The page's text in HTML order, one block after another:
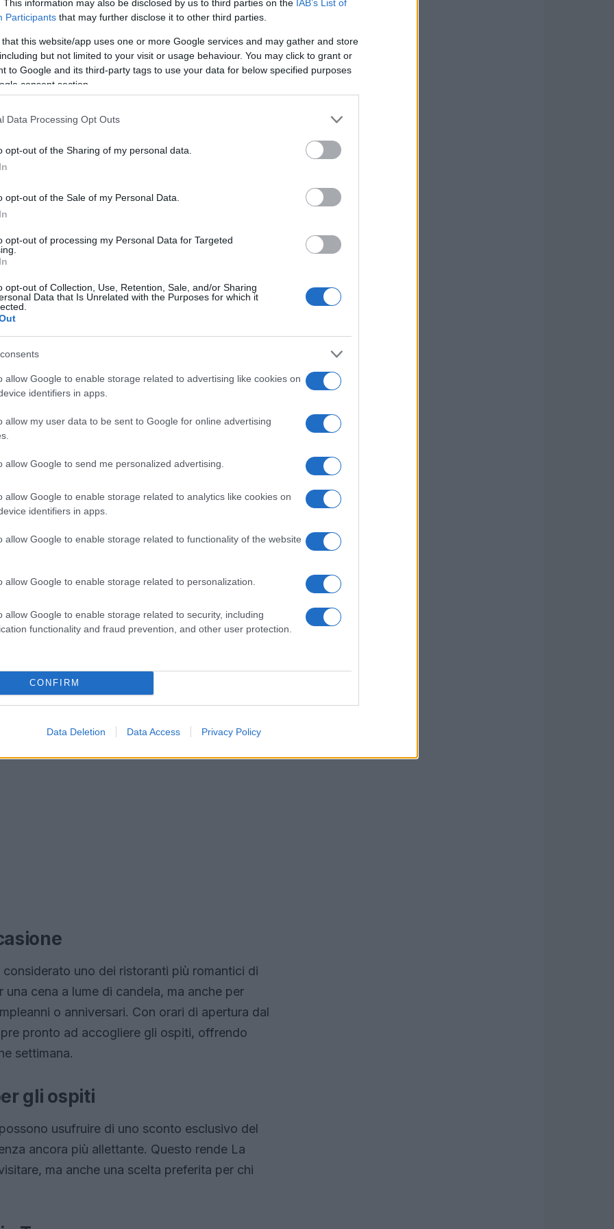
This information may also be disclosed by us to third parties on the IAB’s List of
Participants that may further disclose it to other third parties.
that this website/app uses one or more Google services and may gather and store
but not limited to your visit or usage behaviour. You may click to grant or
to Google and its third-party tags to use your data for below specified purposes
consent section.
Data Processing Opt Outs
opt-out of the Sharing of my personal data.
opt-out of the Sale of my Personal Data.
opt-out of processing my Personal Data for Targeted
opt-out of Collection, Use, Retention, Sale, and/or Sharing
Data that Is Unrelated with the Purposes for which it
allow Google to enable storage related to advertising like cookies on
identifiers in apps.
allow my user data to be sent to Google for online advertising
allow Google to send me personalized advertising.
allow Google to enable storage related to analytics like cookies on
identifiers in apps.
allow Google to enable storage related to functionality of the website
allow Google to enable storage related to personalization.
allow Google to enable storage related to security, including
functionality and fraud prevention, and other user protection.
CONFIRM
Data Deletion Data Access Privacy Policy
accolti dallo Staff Ambasciatori del Gusto,
a guidare i clienti attraverso il menu. La sala
d’epoca, trasmette un senso di storicità e
godere dei pasti nella terrazza esterna,
i sapori del mare e della terra. La signora
è disponibile per consigliare i piatti più
ogni portata è pensata per esaltare
tratti di un pranzo informale o di una cena
di passione e dedizione.
selezione di vini. La Pecora Nera offre
dai migliori vigneti italiani e
a consigliare la bottiglia perfetta per
l’esperienza culinaria ancora più completa e
uno dei ristoranti più romantici di
cena a lume di candela, ma anche per
o anniversari. Con orari di apertura dal
pronto ad accogliere gli ospiti, offrendo
settimana.
gli ospiti
usufruire di uno sconto esclusivo del
ancora più allettante. Questo rende La
ma anche una scelta preferita per chi